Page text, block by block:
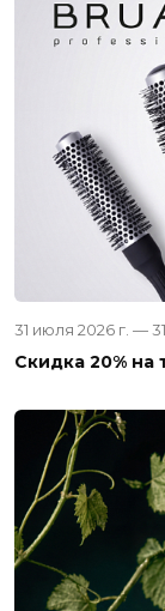
31 июля 2026 г. —
Скидка 20% на